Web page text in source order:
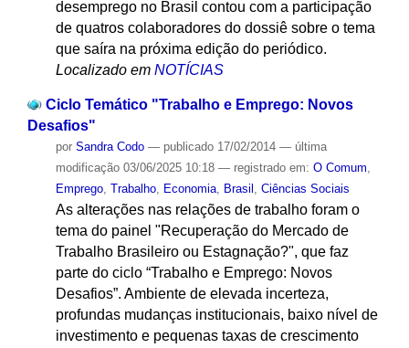
desemprego no Brasil contou com a participação
de quatros colaboradores do dossiê sobre o tema
que saíra na próxima edição do periódico.
Localizado em NOTÍCIAS
Ciclo Temático "Trabalho e Emprego: Novos
Desafios"
por Sandra Codo — publicado17/02/2014 — última
modificação03/06/2025 10:18 — registrado em: O Comum,
Emprego, Trabalho, Economia, Brasil , Ciências Sociais
As alterações nas relações de trabalho foram o
tema do painel "Recuperação do Mercado de
Trabalho Brasileiro ou Estagnação?", que faz
parte do ciclo “Trabalho e Emprego: Novos
Desafios”. Ambiente de elevada incerteza,
profundas mudanças institucionais, baixo nível de
investimento e pequenas taxas de crescimento